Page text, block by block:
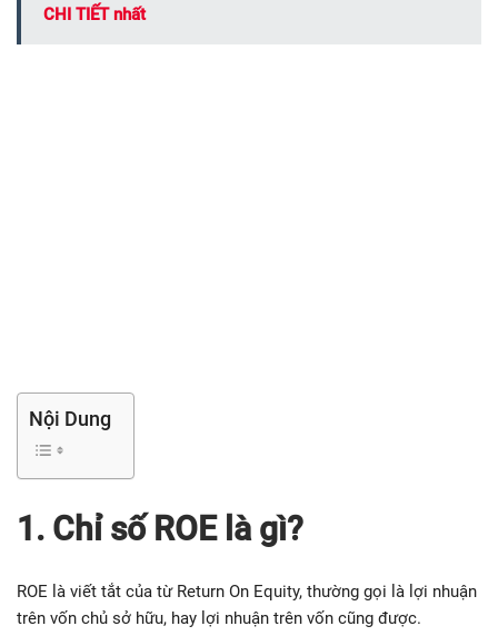
CHI TIẾT nhất
Nội Dung
1. Chỉ số ROE là gì?
ROE là viết tắt của từ Return On Equity, thường gọi là lợi nhuận
trên vốn chủ sở hữu, hay lợi nhuận trên vốn cũng được.